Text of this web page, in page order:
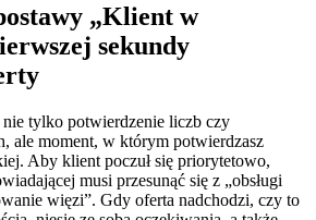
„Klient w
sekundy
tylko potwierdzenie liczb czy
ale moment, w którym potwierdzasz
Aby klient poczuł się priorytetowo,
musi przesunąć się z „obsługi
więzi”. Gdy oferta nadchodzi, czy to